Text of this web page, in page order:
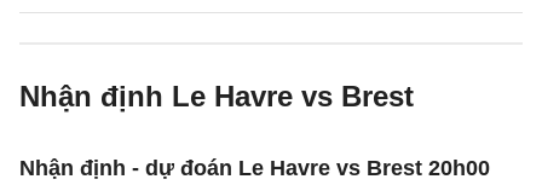
Nhận định Le Havre vs Brest
Nhận định - dự đoán Le Havre vs Brest 20h00